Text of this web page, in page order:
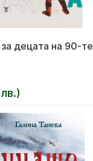
децата на 90-те